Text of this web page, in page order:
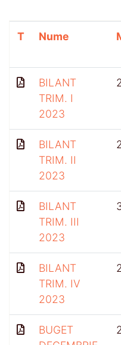
T Nume
BILANT
TRIM. I
2023
BILANT
TRIM. II
2023
BILANT
TRIM. III
2023
BILANT
TRIM. IV
2023
BUGET